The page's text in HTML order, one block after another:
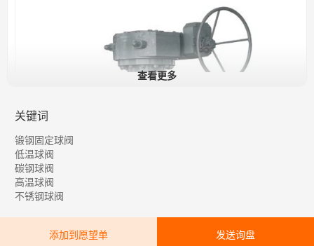
查看更多
关键词
锻钢固定球阀
低温球阀
碳钢球阀
高温球阀
不锈钢球阀
添加到愿望单 发送询盘